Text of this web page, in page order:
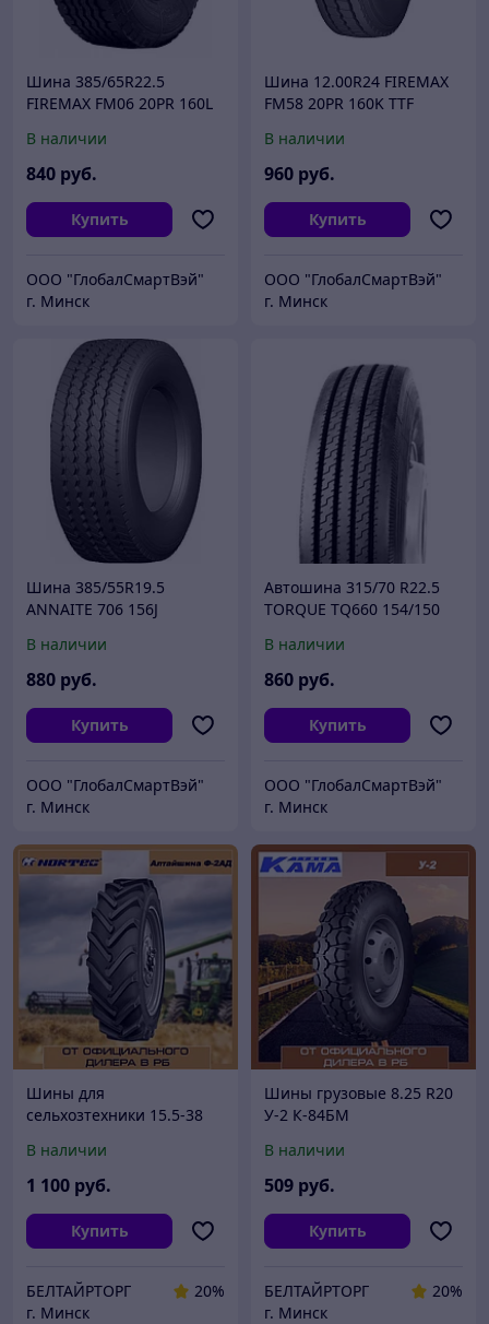
Шина 385/65R22.5
FIREMAX FM06 20PR 160L
В наличии
840 руб.
Купить
ООО "ГлобалСмартВэй"
г. Минск
Шина 12.00R24 FIREMAX
FM58 20PR 160K TTF
В наличии
960 руб.
Купить
ООО "ГлобалСмартВэй"
г. Минск
Шина 385/55R19.5
ANNAITE 706 156J
В наличии
880 руб.
Купить
ООО "ГлобалСмартВэй"
г. Минск
Автошина 315/70 R22.5
TORQUE TQ660 154/150
В наличии
860 руб.
Купить
ООО "ГлобалСмартВэй"
г. Минск
Шины для
сельхозтехники 15.5-38
В наличии
1 100 руб.
Купить
БЕЛТАЙРТОРГ
20%
г. Минск
Шины грузовые 8.25 R20
У-2 К-84БМ
В наличии
509 руб.
Купить
БЕЛТАЙРТОРГ
20%
г. Минск